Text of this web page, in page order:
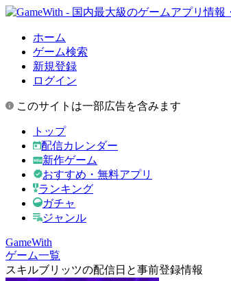
ホーム
ゲーム検索
新規登録
ログイン
このサイトは一部広告を含みます
トップ
配信カレンダー
新作ゲーム
おすすめ・無料アプリ
ランキング
ガチャ
ジャンル
GameWith
ゲーム一覧
スキルブリッツの配信日と事前登録情報